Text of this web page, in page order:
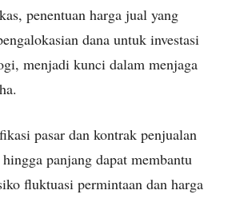
penentuan harga jual yang
dana untuk investasi
menjadi kunci dalam menjaga
pasar dan kontrak penjualan
panjang dapat membantu
fluktuasi permintaan dan harga